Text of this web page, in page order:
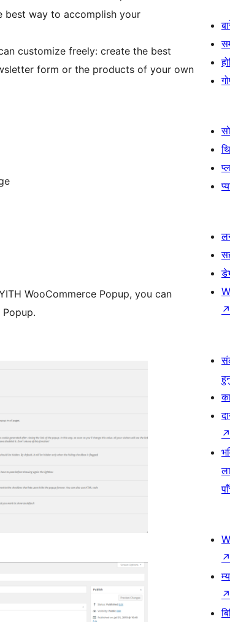
best way to accomplish your
customize freely: create the best
form or the products of your own
WooCommerce Popup, you can
↗
↗
↗
↗